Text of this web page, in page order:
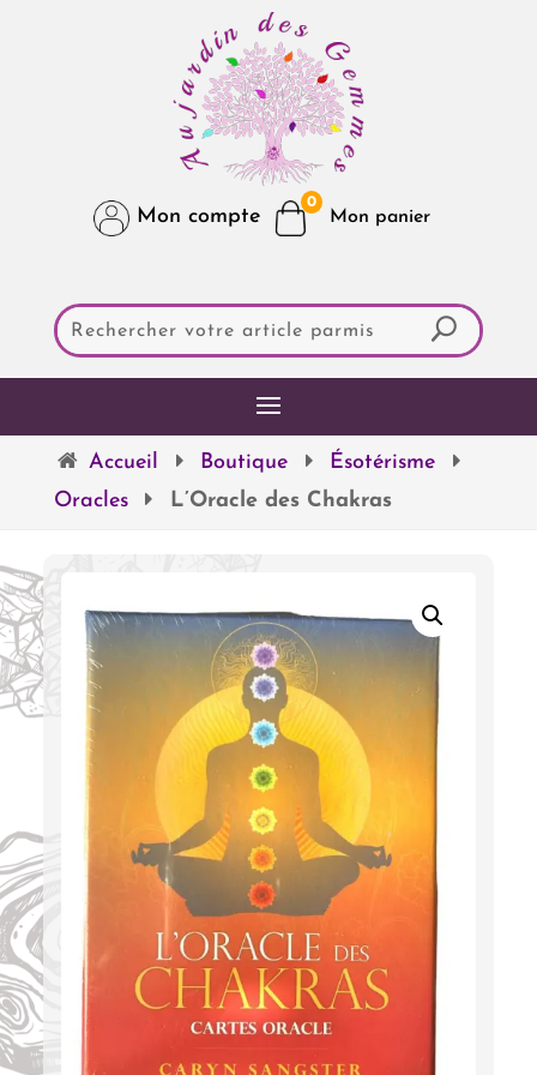
Mon compte
0
Accueil Boutique
Ésotérisme
Oracles
L’Oracle des Chakras